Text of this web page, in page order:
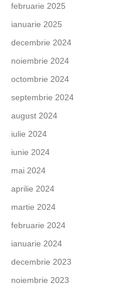
februarie 2025
ianuarie 2025
decembrie 2024
noiembrie 2024
octombrie 2024
septembrie 2024
august 2024
iulie 2024
iunie 2024
mai 2024
aprilie 2024
martie 2024
februarie 2024
ianuarie 2024
decembrie 2023
noiembrie 2023